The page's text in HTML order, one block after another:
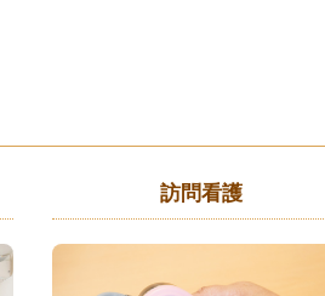
訪問看護